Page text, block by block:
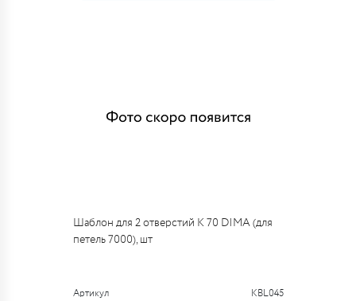
Шаблон для 2 отверстий К 70 DIMA (для
петель 7000), шт
Артикул KBL045